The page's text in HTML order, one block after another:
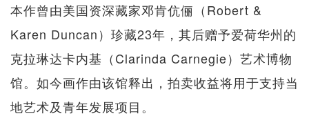
本作曾由美国资深藏家邓肯伉俪（Robert &
Karen Duncan）珍藏23年，其后赠予爱荷华州的
克拉琳达卡内基（Clarinda Carnegie）艺术博物
馆。如今画作由该馆释出，拍卖收益将用于支持当
地艺术及青年发展项目。